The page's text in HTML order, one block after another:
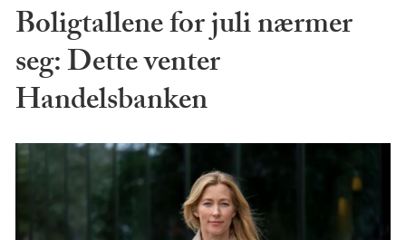
Boligtallene for juli nærmer
seg: Dette venter
Handelsbanken